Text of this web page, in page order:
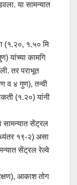
या सामन्यात
(१.२०, १.५० मि
यांच्या कामगि
तर पराभूत
व ४ गुण), तन्वी
(१.२०) यांनी
सामन्यात सेंट्रल
१९-२) असा
सेंट्रल रेल्वे
आकाश तोग